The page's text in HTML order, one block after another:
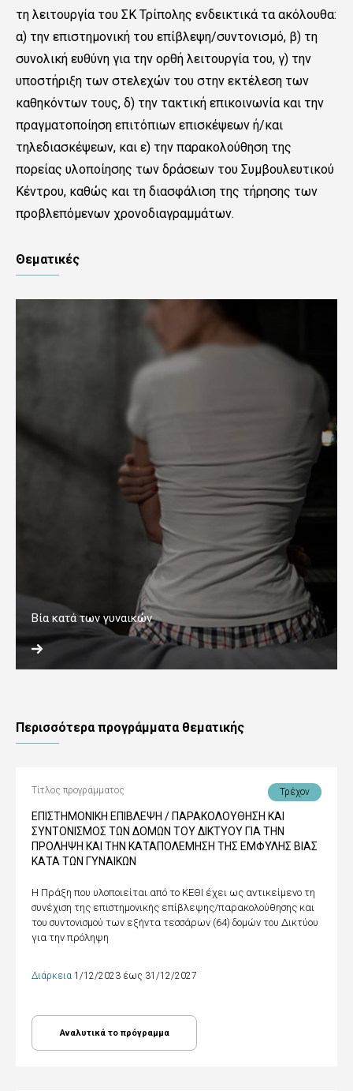
τη λειτουργία του ΣΚ Τρίπολης ενδεικτικά τα ακόλουθα:
α) την επιστημονική του επίβλεψη/συντονισμό, β) τη
συνολική ευθύνη για την ορθή λειτουργία του, γ) την
υποστήριξη των στελεχών του στην εκτέλεση των
καθηκόντων τους, δ) την τακτική επικοινωνία και την
πραγματοποίηση επιτόπιων επισκέψεων ή/και
τηλεδιασκέψεων, και ε) την παρακολούθηση της
πορείας υλοποίησης των δράσεων του Συμβουλευτικού
Κέντρου, καθώς και τη διασφάλιση της τήρησης των
προβλεπόμενων χρονοδιαγραμμάτων.
Θεματικές
Βία κατά των γυναικών
Περισσότερα προγράμματα θεματικής
Τίτλος προγράμματος Τρέχον
ΕΠΙΣΤΗΜΟΝΙΚΗ ΕΠΙΒΛΕΨΗ / ΠΑΡΑΚΟΛΟΥΘΗΣΗ ΚΑΙ
ΣΥΝΤΟΝΙΣΜΟΣ ΤΩΝ ΔΟΜΩΝ ΤΟΥ ΔΙΚΤΥΟΥ ΓΙΑ ΤΗΝ
ΠΡΟΛΗΨΗ ΚΑΙ ΤΗΝ ΚΑΤΑΠΟΛΕΜΗΣΗ ΤΗΣ ΕΜΦΥΛΗΣ ΒΙΑΣ
ΚΑΤΑ ΤΩΝ ΓΥΝΑΙΚΩΝ
Η Πράξη που υλοποιείται από το ΚΕΘΙ έχει ως αντικείμενο τη
συνέχιση της επιστημονικής επίβλεψης/παρακολούθησης και
του συντονισμού των εξήντα τεσσάρων (64) δομών του Δικτύου
για την πρόληψη
Διάρκεια 1/12/2023 έως 31/12/2027
Αναλυτικά το πρόγραμμα